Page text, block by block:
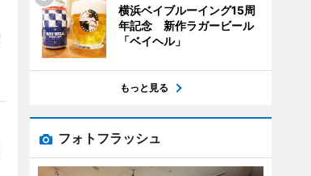
横浜ベイブルーイング15周
年記念 新作ラガービール
「ベイヘル」
もっと見る
フォトフラッシュ